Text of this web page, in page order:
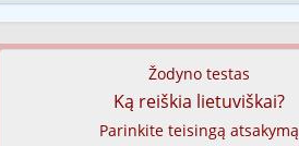
Žodyno testas
Ką reiškia lietuviškai?
Parinkite teisingą atsakymą